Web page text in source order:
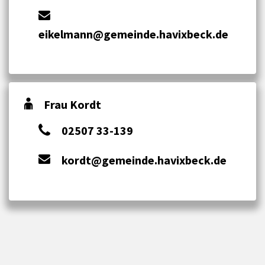
eikelmann@gemeinde.havixbeck.de
Frau Kordt
02507 33-139
kordt@gemeinde.havixbeck.de